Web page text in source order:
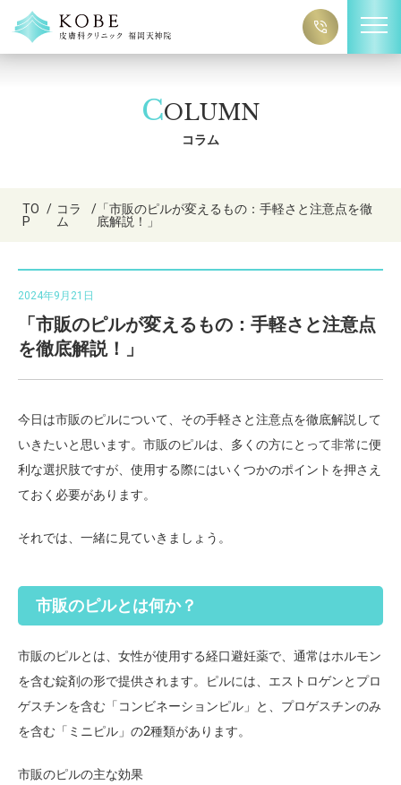
COLUMN
コラム
TO
P
/ コラ
ム
/「市販のピルが変えるもの：手軽さと注意点を徹
底解説！」
2024年9月21日
「市販のピルが変えるもの：手軽さと注意点
を徹底解説！」
今日は市販のピルについて、その手軽さと注意点を徹底解説して
いきたいと思います。市販のピルは、多くの方にとって非常に便
利な選択肢ですが、使用する際にはいくつかのポイントを押さえ
ておく必要があります。
それでは、一緒に見ていきましょう。
市販のピルとは何か？
市販のピルとは、女性が使用する経口避妊薬で、通常はホルモン
を含む錠剤の形で提供されます。ピルには、エストロゲンとプロ
ゲスチンを含む「コンビネーションピル」と、プロゲスチンのみ
を含む「ミニピル」の2種類があります。
市販のピルの主な効果